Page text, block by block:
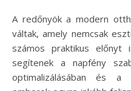
A redőnyök a modern otthonok egyik alapvető elemévé
váltak, amely nemcsak
számos praktikus előnyt
segítenek a napfény
optimalizálásában és a